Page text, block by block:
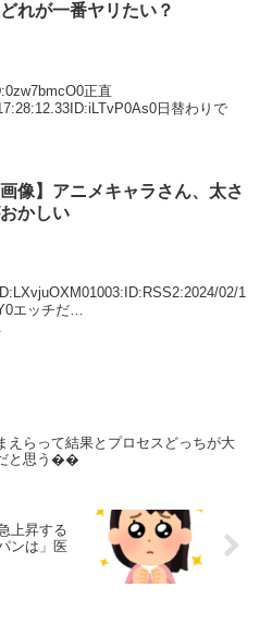
れが一番ヤリたい？
正直
日替わりで
画像】アニメキャラさん、太さ
かしい
02/1
エッチだ…
えらって結果とプロセスどっちが大
と思う��
上昇する
ンは」医